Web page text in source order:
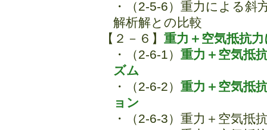
・（2-5-6）重力による
解析解との比較
【２－６】 重力＋空気抵抗
・（2-6-1） 重力＋空気抵
ズム
・（2-6-2） 重力＋空気抵
ョン
・（2-6-3）重力＋空気抵